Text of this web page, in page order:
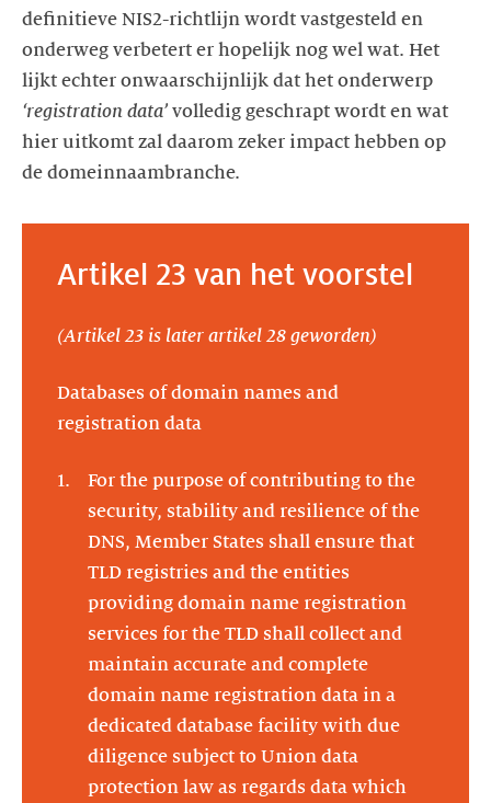
definitieve NIS2-richtlijn wordt vastgesteld en
onderweg verbetert er hopelijk nog wel wat. Het
lijkt echter onwaarschijnlijk dat het onderwerp
‘registration data’volledig geschrapt wordt en wat
hier uitkomt zal daarom zeker impact hebben op
de domeinnaambranche.
Artikel 23 van het voorstel
(Artikel 23 is later artikel 28 geworden)
Databases of domain names and
registration data
For the purpose of contributing to the
security, stability and resilience of the
DNS, Member States shall ensure that
TLD registries and the entities
providing domain name registration
services for the TLD shall collect and
maintain accurate and complete
domain name registration data in a
dedicated database facility with due
diligence subject to Union data
protection law as regards data which